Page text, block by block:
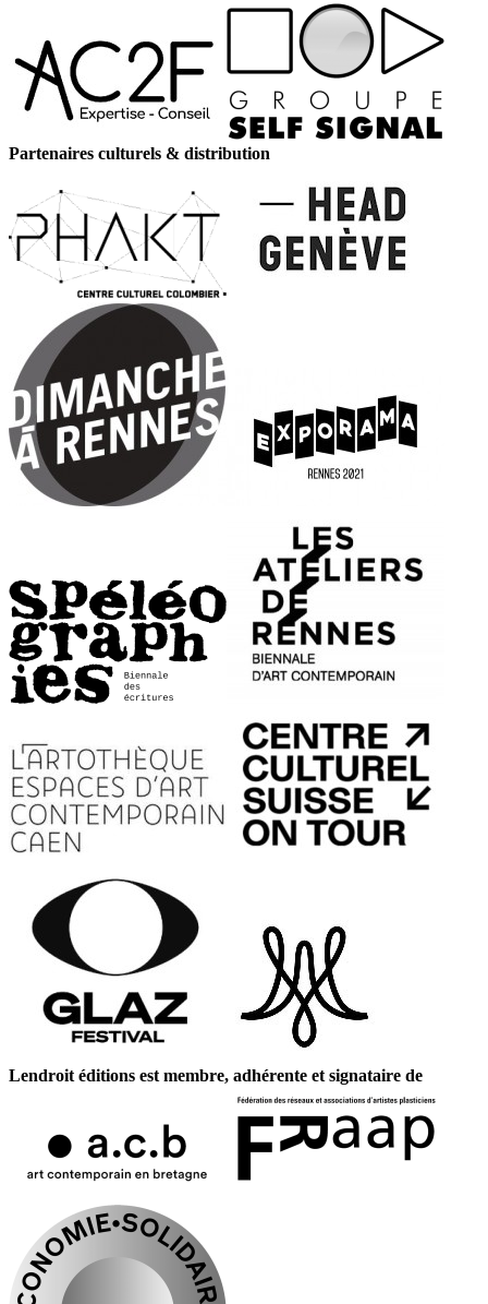
Partenaires culturels & distribution
Lendroit éditions est membre, adhérente et signataire de